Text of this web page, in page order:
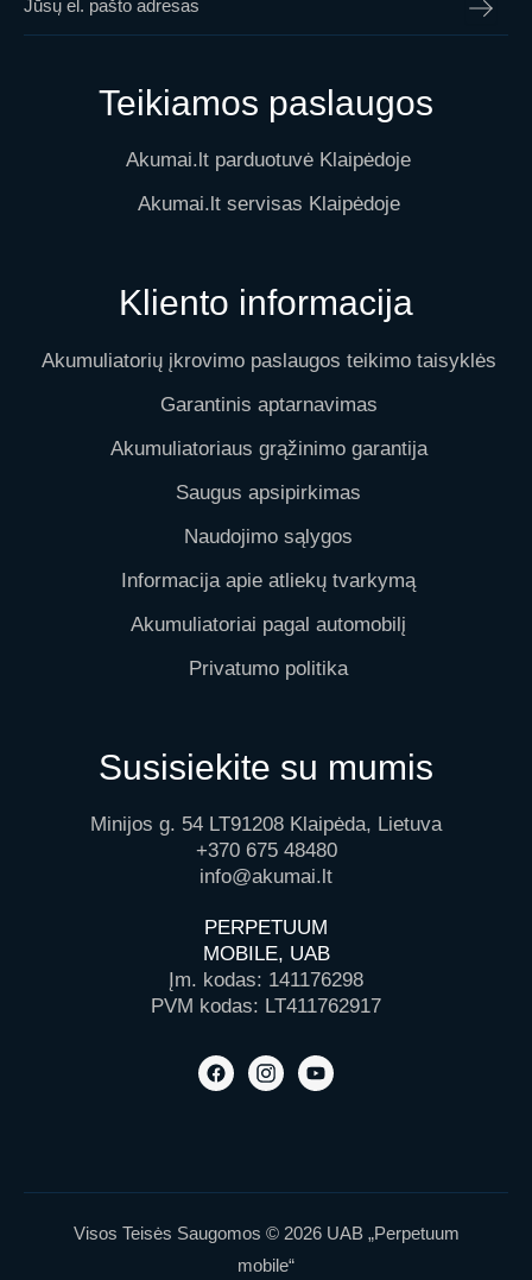
Teikiamos paslaugos
Akumai.lt parduotuvė Klaipėdoje
Akumai.lt servisas Klaipėdoje
Kliento informacija
Akumuliatorių įkrovimo paslaugos teikimo taisyklės
Garantinis aptarnavimas
Akumuliatoriaus grąžinimo garantija
Saugus apsipirkimas
Naudojimo sąlygos
Informacija apie atliekų tvarkymą
Akumuliatoriai pagal automobilį
Privatumo politika
Susisiekite su mumis
Minijos g. 54 LT91208 Klaipėda, Lietuva
+370 675 48480
info@akumai.lt
PERPETUUM
MOBILE, UAB
Įm. kodas: 141176298
PVM kodas: LT411762917
Visos Teisės Saugomos © 2026 UAB „Perpetuum
mobile“